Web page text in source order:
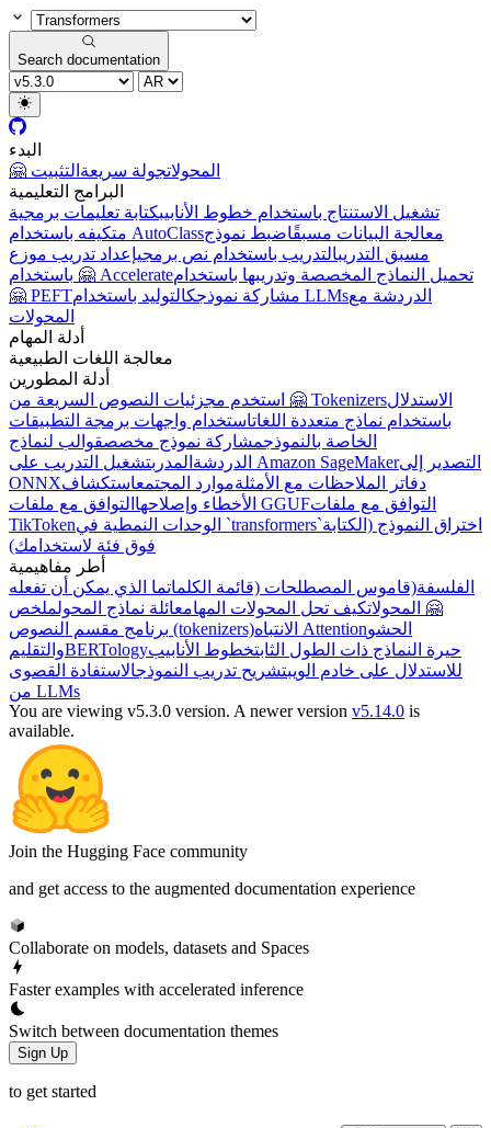
Search documentation
البدء
🤗 المحولاتجولة سريعة التثبيت
البرامج التعليمية
تشغيل الاستنتاج باستخدام خطوط الأنابيبكتابة تعليمات برمجية
متكيفه باستخدام AutoClass
معالجة البيانات مسبقًاضبط نموذج
مسبق التدريبالتدريب باستخدام نص برمجيإعداد تدريب موزع
باستخدام 🤗 Accelerateتحميل النماذج المخصصة وتدريبها باستخدام
🤗 PEFT
مشاركة نموذجك التوليد باستخدام LLMsالدردشة مع
المحولات
أدلة المهام
معالجة اللغات الطبيعية
أدلة المطورين
استخدم مجزئيات النصوص السريعة من 🤗 Tokenizersالاستدلال
باستخدام نماذج متعددة اللغاتاستخدام واجهات برمجة التطبيقات
الخاصة بالنموذجمشاركة نموذج مخصصقوالب لنماذج
الدردشة المدرب تشغيل التدريب على Amazon SageMakerالتصدير إلى
ONNX
دفاتر الملاحظات مع الأمثلةموارد المجتمعاستكشاف
الأخطاء وإصلاحها التوافق مع ملفات GGUFالتوافق مع ملفات
TikToken
الوحدات النمطية في `transformers`اختراق النموذج (الكتابة
فوق فئة لاستخدامك)
أطر مفاهيمية
الفلسفة(قاموس المصطلحات (قائمة الكلماتما الذي يمكن أن تفعله
🤗 المحولاتكيف تحل المحولات المهامعائلة نماذج المحولملخص
برنامج مقسم النصوص (tokenizers)
الانتباه Attentionالحشو
والتقليمBERTology حيرة النماذج ذات الطول الثابتخطوط الأنابيب
للاستدلال على خادم الويبتشريح تدريب النموذجالاستفادة القصوى
من LLMs
You are viewing v5.3.0 version. A newer version v5.14.0 is
available.
Join the Hugging Face community
and get access to the augmented documentation experience
Collaborate on models, datasets and Spaces
Faster examples with accelerated inference
Switch between documentation themes
Sign Up
to get started